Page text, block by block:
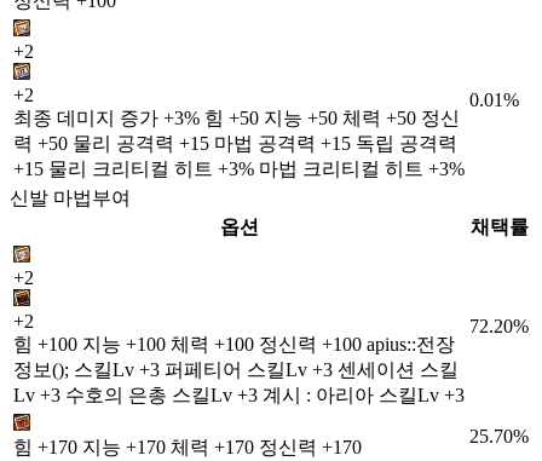
+2
+2
최종 데미지 증가 +3% 힘 +50 지능 +50 체력 +50 정신
력 +50 물리 공격력 +15 마법 공격력 +15 독립 공격력
+15 물리 크리티컬 히트 +3% 마법 크리티컬 히트 +3%
0.01%
신발 마법부여
옵션
채택률
+2
+2
힘 +100 지능 +100 체력 +100 정신력 +100 apius::전장
정보(); 스킬Lv +3 퍼페티어 스킬Lv +3 센세이션 스킬
Lv +3 수호의 은총 스킬Lv +3 계시 : 아리아 스킬Lv +3
72.20%
힘 +170 지능 +170 체력 +170 정신력 +170
25.70%